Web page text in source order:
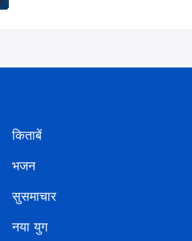
किताबें
भजन
सुसमाचार
नया युग